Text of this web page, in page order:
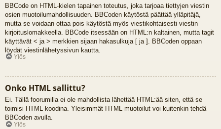
BBCode on HTML-kielen tapainen toteutus, joka tarjoaa tiettyjen viestin
osien muotoilumahdollisuuden. BBCoden käytöstä päättää ylläpitäjä,
mutta se voidaan ottaa pois käytöstä myös viestikohtaisesti viestin
kirjoituslomakkeella. BBCode itsessään on HTML:n kaltainen, mutta tagit
käyttävät < ja > merkkien sijaan hakasulkuja [ ja ]. BBCoden oppaan
löydät viestinlähetyssivun kautta.
Ylös
Onko HTML sallittu?
Ei. Tällä foorumilla ei ole mahdollista lähettää HTML:ää siten, että se
toimisi HTML-koodina. Yleisimmät HTML-muotoilut voi kuitenkin tehdä
BBCoden avulla.
Ylös